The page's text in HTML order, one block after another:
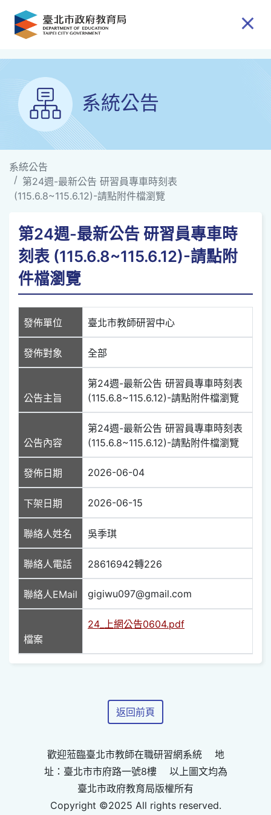
跳到主要內容
系統公告
系統公告
第24週-最新公告 研習員專車時刻表
(115.6.8~115.6.12)-請點附件檔瀏覽
第24週-最新公告 研習員專車時
刻表 (115.6.8~115.6.12)-請點附
件檔瀏覽
發佈單位 臺北市教師研習中心
發佈對象 全部
公告主旨
第24週-最新公告 研習員專車時刻表
(115.6.8~115.6.12)-請點附件檔瀏覽
公告內容
第24週-最新公告 研習員專車時刻表
(115.6.8~115.6.12)-請點附件檔瀏覽
發佈日期 2026-06-04
下架日期 2026-06-15
聯絡人姓名 吳季琪
聯絡人電話 28616942轉226
聯絡人EMail gigiwu097@gmail.com
檔案
24_上網公告0604.pdf
返回前頁
歡迎蒞臨臺北市教師在職研習網系統 地
址：臺北市市府路一號8樓 以上圖文均為
臺北市政府教育局版權所有
Copyright ©2025 All rights reserved.